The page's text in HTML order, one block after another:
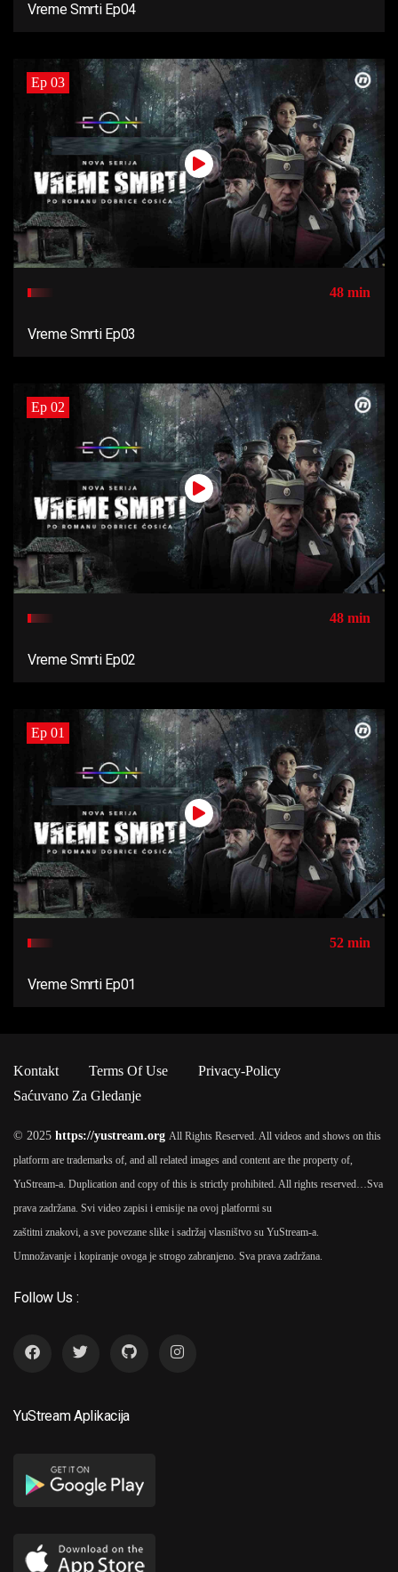
Vreme Smrti Ep04
Ep 03
48 min
Vreme Smrti Ep03
Ep 02
48 min
Vreme Smrti Ep02
Ep 01
52 min
Vreme Smrti Ep01
Kontakt Terms Of Use
Privacy-Policy
Saćuvano Za Gledanje
© 2025 https://yustream.org All Rights Reserved. All videos and shows on this
platform are trademarks of, and all related images and content are the property of,
YuStream-a. Duplication and copy of this is strictly prohibited. All rights reserved… Sva
prava zadržana. Svi video zapisi i emisije na ovoj platformi su
zaštitni znakovi, a sve povezane slike i sadržaj vlasništvo su YuStream-a.
Umnožavanje i kopiranje ovoga je strogo zabranjeno. Sva prava zadržana.
Follow Us :
YuStream Aplikacija